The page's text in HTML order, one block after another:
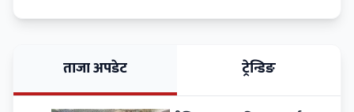
ताजा अपडेट ट्रेन्डिङ